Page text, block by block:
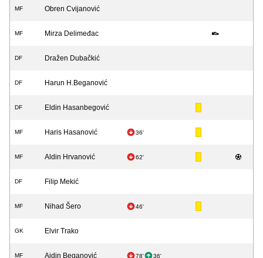
MF Obren Cvijanović
MF Mirza Delimeđac
DF Dražen Dubačkić
DF Harun H.Beganović
DF Eldin Hasanbegović
MF Haris Hasanović 36'
MF Aldin Hrvanović 62'
DF Filip Mekić
MF Nihad Šero 46'
GK Elvir Trako
MF Ajdin Beganović 78' 36'